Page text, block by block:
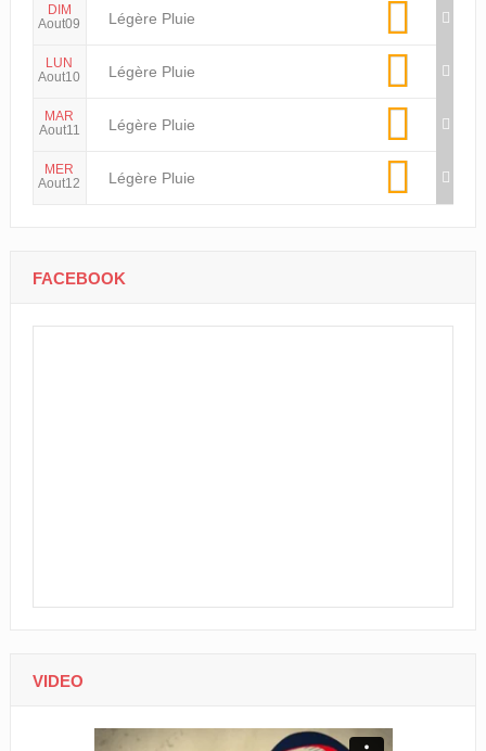
DIM
Aout09
Légère Pluie
LUN
Aout10
Légère Pluie
MAR
Aout11
Légère Pluie
MER
Aout12
Légère Pluie
FACEBOOK
VIDEO